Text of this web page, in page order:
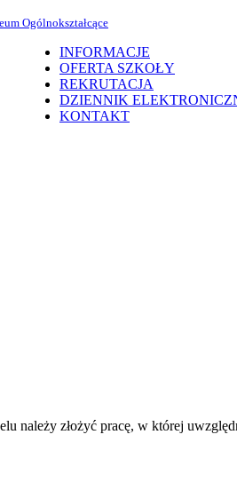
Ogólnokształcące
INFORMACJE
OFERTA SZKOŁY
REKRUTACJA
DZIENNIK
KONTAKT
należy złożyć pracę, w której